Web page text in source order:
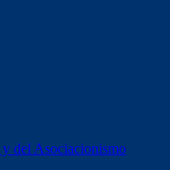
del Asociacionismo